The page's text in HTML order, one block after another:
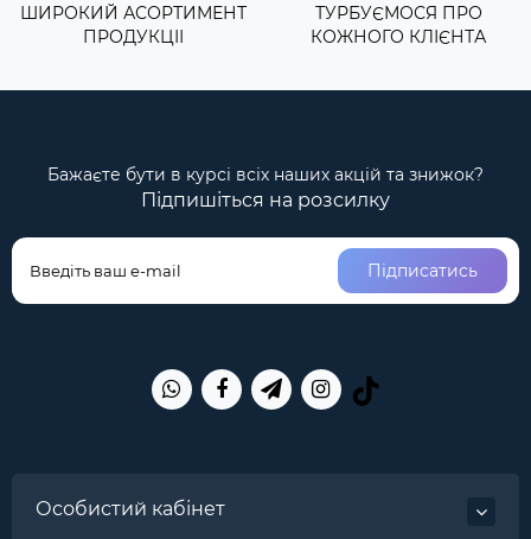
ШИРОКИЙ АСОРТИМЕНТ
ПРОДУКЦІІ
ТУРБУЄМОСЯ ПРО
КОЖНОГО КЛІЄНТА
Бажаєте бути в курсі всіх наших акцій та знижок?
Підпишіться на розсилку
Підписатись
Особистий кабінет